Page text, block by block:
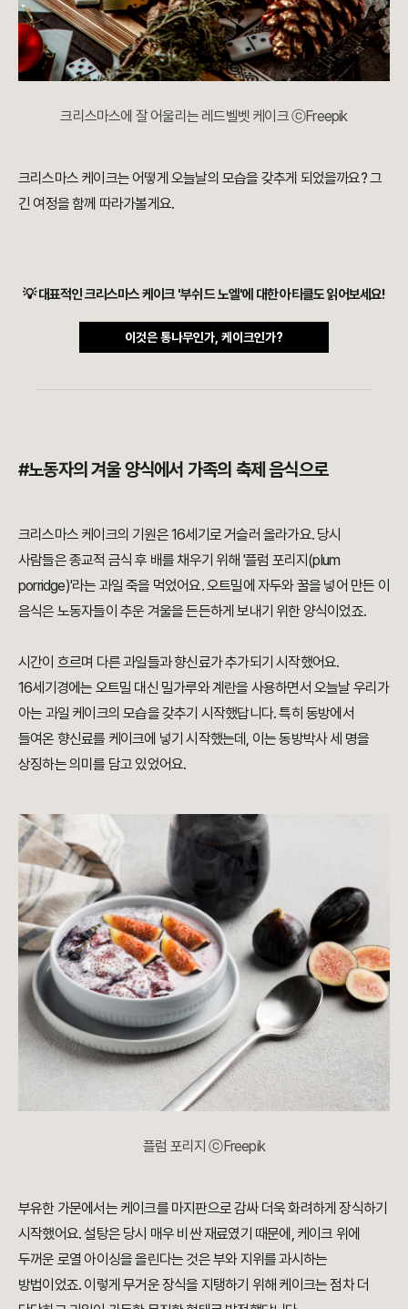
크리스마스에 잘 어울리는 레드벨벳 케이크 ⓒFreepik
크리스마스 케이크는 어떻게 오늘날의 모습을 갖추게 되었을까요? 그
긴 여정을 함께 따라가볼게요.
💡 대표적인 크리스마스 케이크 '부쉬 드 노엘'에 대한 아티클도 읽어보세요!
이것은 통나무인가, 케이크인가?
#노동자의 겨울 양식에서 가족의 축제 음식으로
크리스마스 케이크의 기원은 16세기로 거슬러 올라가요. 당시
사람들은 종교적 금식 후 배를 채우기 위해 '플럼 포리지(plum
porridge)'라는 과일 죽을 먹었어요. 오트밀에 자두와 꿀을 넣어 만든 이
음식은 노동자들이 추운 겨울을 든든하게 보내기 위한 양식이었죠.
시간이 흐르며 다른 과일들과 향신료가 추가되기 시작했어요.
16세기경에는 오트밀 대신 밀가루와 계란을 사용하면서 오늘날 우리가
아는 과일 케이크의 모습을 갖추기 시작했답니다. 특히 동방에서
들여온 향신료를 케이크에 넣기 시작했는데, 이는 동방박사 세 명을
상징하는 의미를 담고 있었어요.
플럼 포리지 ⓒFreepik
부유한 가문에서는 케이크를 마지판으로 감싸 더욱 화려하게 장식하기
시작했어요. 설탕은 당시 매우 비싼 재료였기 때문에, 케이크 위에
두꺼운 로열 아이싱을 올린다는 것은 부와 지위를 과시하는
방법이었죠. 이렇게 무거운 장식을 지탱하기 위해 케이크는 점차 더